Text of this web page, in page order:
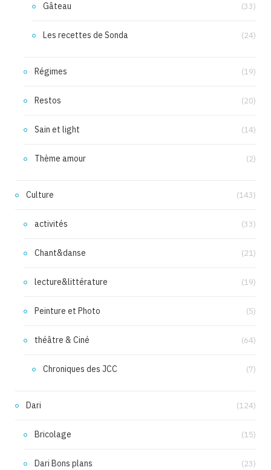
Gâteau (33)
Les recettes de Sonda (24)
Régimes (19)
Restos (20)
Sain et light (14)
Thème amour (2)
Culture (143)
activités (33)
Chant&danse (21)
lecture&littérature (19)
Peinture et Photo (5)
théâtre & Ciné (64)
Chroniques des JCC (7)
Dari (124)
Bricolage (15)
Dari Bons plans (23)